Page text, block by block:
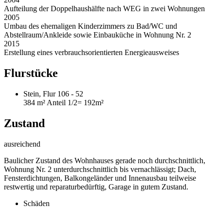
Aufteilung der Doppelhaushälfte nach WEG in zwei Wohnungen
2005
Umbau des ehemaligen Kinderzimmers zu Bad/WC und
Abstellraum/Ankleide sowie Einbauküche in Wohnung Nr. 2
2015
Erstellung eines verbrauchsorientierten Energieausweises
Flurstücke
Stein, Flur 106 - 52
384 m² Anteil 1/2= 192m²
Zustand
ausreichend
Baulicher Zustand des Wohnhauses gerade noch durchschnittlich,
Wohnung Nr. 2 unterdurchschnittlich bis vernachlässigt; Dach,
Fensterdichtungen, Balkongeländer und Innenausbau teilweise
restwertig und reparaturbedürftig, Garage in gutem Zustand.
Schäden